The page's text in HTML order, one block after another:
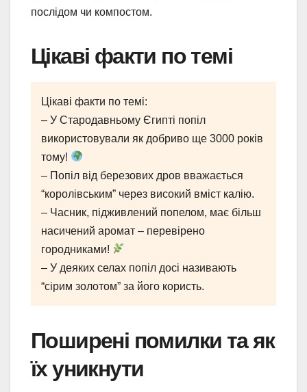
послідом чи компостом.
Цікаві факти по темі
Цікаві факти по темі:
– У Стародавньому Єгипті попіл
використовували як добриво ще 3000 років
тому!
– Попіл від березових дров вважається
“королівським” через високий вміст калію.
– Часник, підживлений попелом, має більш
насичений аромат – перевірено
городниками!
– У деяких селах попіл досі називають
“сірим золотом” за його користь.
Поширені помилки та як
їх уникнути